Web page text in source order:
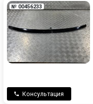
№ 00456233
Консультация